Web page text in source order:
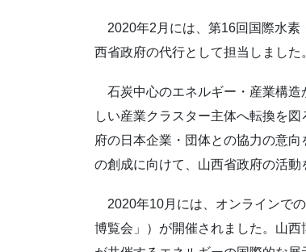
2020年2月には、第16回国際水素
西省政府の代行として担当しました
石炭中心のエネルギー・産業構造
しい産業クラスター主体へ転換を
府の日本企業・団体との協力の意
の創成に向けて、山西省政府の活動
2020年10月には、オンラインで
博覧会」）が開催されました。山